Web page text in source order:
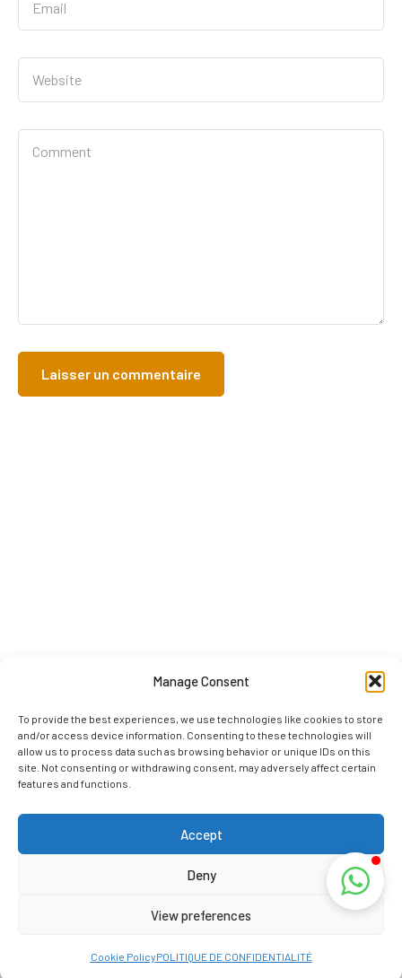
Manage Consent
To provide the best experiences, we use technologies like cookies to store
and/or access device information. Consenting to these technologies will
allow us to process data such as browsing behavior or unique IDs on this
site. Not consenting or withdrawing consent, may adversely affect certain
features and functions.
Accept
Deny
View preferences
Cookie PolicyPOLITIQUE DE CONFIDENTIALITÉ